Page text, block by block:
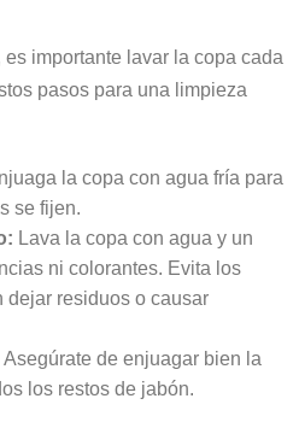
importante lavar la copa cada
pasos para una limpieza
la copa con agua fría para
se fijen.
Lava la copa con agua y un
ni colorantes. Evita los
dejar residuos o causar
Asegúrate de enjuagar bien la
los restos de jabón.